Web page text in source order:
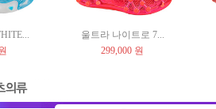
울트라 나이트로 7...
299,000 원